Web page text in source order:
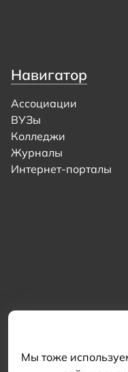
Мы тоже
Навигатор
Ассоциации
ВУЗы
Колледжи
Журналы
Интернет-порталы